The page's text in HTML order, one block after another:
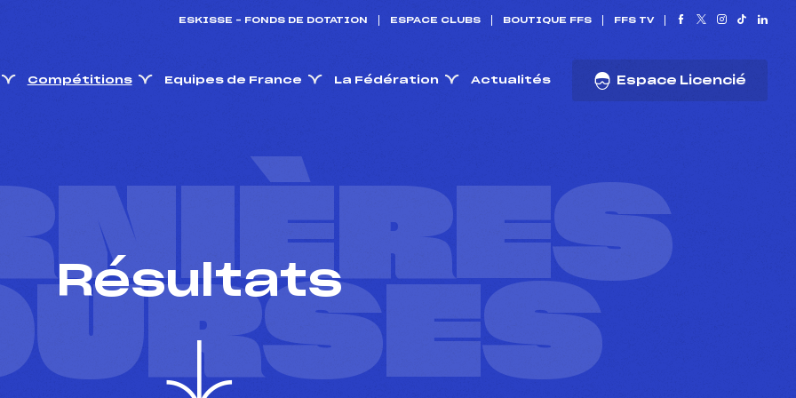
ESKISSE – FONDS DE DOTATION ESPACE CLUBS BOUTIQUE FFS FFS TV
Compétitions Equipes de France La Fédération Actualités Espace Licencié
Résultats